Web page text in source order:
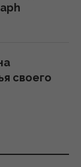
своего